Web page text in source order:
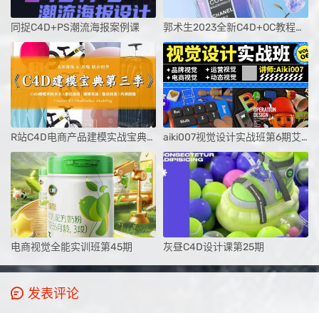
同捉C4D+PS潮流海报案例课 郭术生2023全新C4D+OC教程光影质感与美学
R站C4D电商产品建模实战宝典第三季 aiki007视觉设计实战班第6期艾琦
电商视觉全能实训班第45期 灰昼C4D设计课第25期
发表评论